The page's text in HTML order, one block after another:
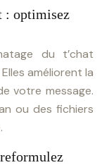
: optimisez
du t’chat
améliorent la
votre message.
ou des fichiers